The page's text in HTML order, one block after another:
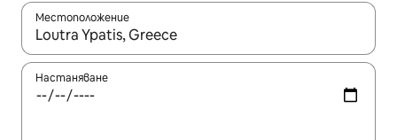
Местоположение
Когато резултатите се покажат, използвайте
Настаняване